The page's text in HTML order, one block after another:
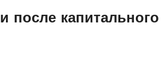
после капитального